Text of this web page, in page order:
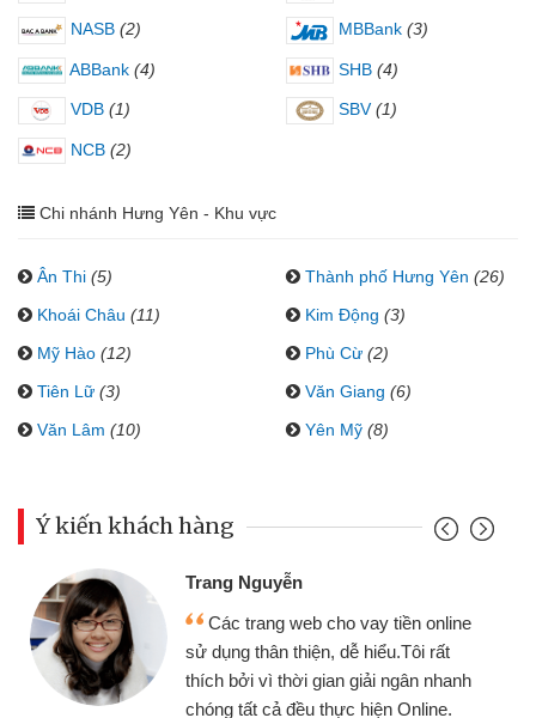
NASB (2) MBBank (3)
ABBank (4) SHB (4)
VDB (1) SBV (1)
NCB (2)
Chi nhánh Hưng Yên - Khu vực
Ân Thi (5) Thành phố Hưng Yên (26)
Khoái Châu (11) Kim Động (3)
Mỹ Hào (12) Phù Cừ (2)
Tiên Lữ (3) Văn Giang (6)
Văn Lâm (10) Yên Mỹ (8)
Ý kiến khách hàng
Trang Nguyễn
Các trang web cho vay tiền online
sử dụng thân thiện, dễ hiểu.Tôi rất
thích bởi vì thời gian giải ngân nhanh
chóng tất cả đều thực hiện Online.